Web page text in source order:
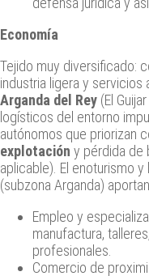
Economía
Tejido muy diversificado:
industria ligera y
Arganda del Rey (El
logísticos del entorno
autónomos que priorizan
explotación y pérdida de
aplicable). El enoturismo y
(subzona Arganda)
Empleo y
manufactura,
profesionales.
Comercio de